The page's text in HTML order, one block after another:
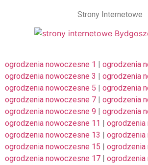
Strony Internetowe
ogrodzenia nowoczesne 1 | ogrodzenia
ogrodzenia nowoczesne 3 | ogrodzenia
ogrodzenia nowoczesne 5 | ogrodzenia
ogrodzenia nowoczesne 7 | ogrodzenia
ogrodzenia nowoczesne 9 | ogrodzenia
ogrodzenia nowoczesne 11 | ogrodzenia
ogrodzenia nowoczesne 13 |
ogrodzenia nowoczesne 15 | ogrodzenia
ogrodzenia nowoczesne 17 | ogrodzenia